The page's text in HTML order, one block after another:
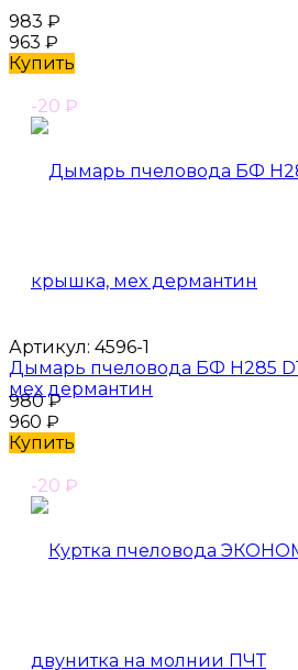
983 ₽
963 ₽
Купить
-20 ₽
Артикул: 4596-1
Дымарь пчеловода БФ H285
мех дермантин
980₽
960 ₽
Купить
-20 ₽